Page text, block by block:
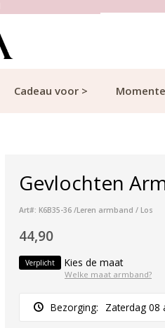
Cadeau voor >
Gevlochten
Art#: K6B35-36 /Leren armband / Los
44,90
Verplicht Kies de maat
Welke maat armband?
Bezorging: Zaterdag 08